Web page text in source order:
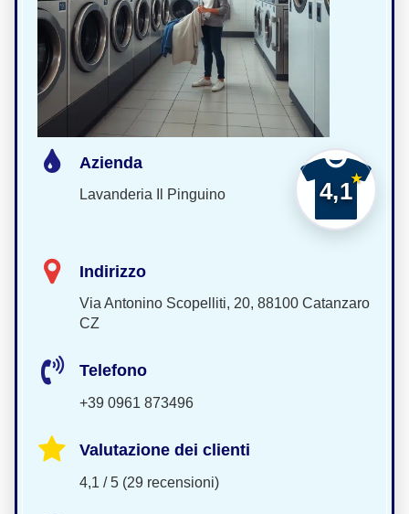
4,1
Azienda
Lavanderia Il Pinguino
Indirizzo
Via Antonino Scopelliti, 20, 88100 Catanzaro
CZ
Telefono
+39 0961 873496
Valutazione dei clienti
4,1 / 5 (29 recensioni)